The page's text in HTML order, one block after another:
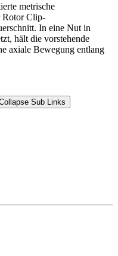
metrische
Rotor Clip-
In eine Nut in
hält die vorstehende
axiale Bewegung entlang
Sub Links